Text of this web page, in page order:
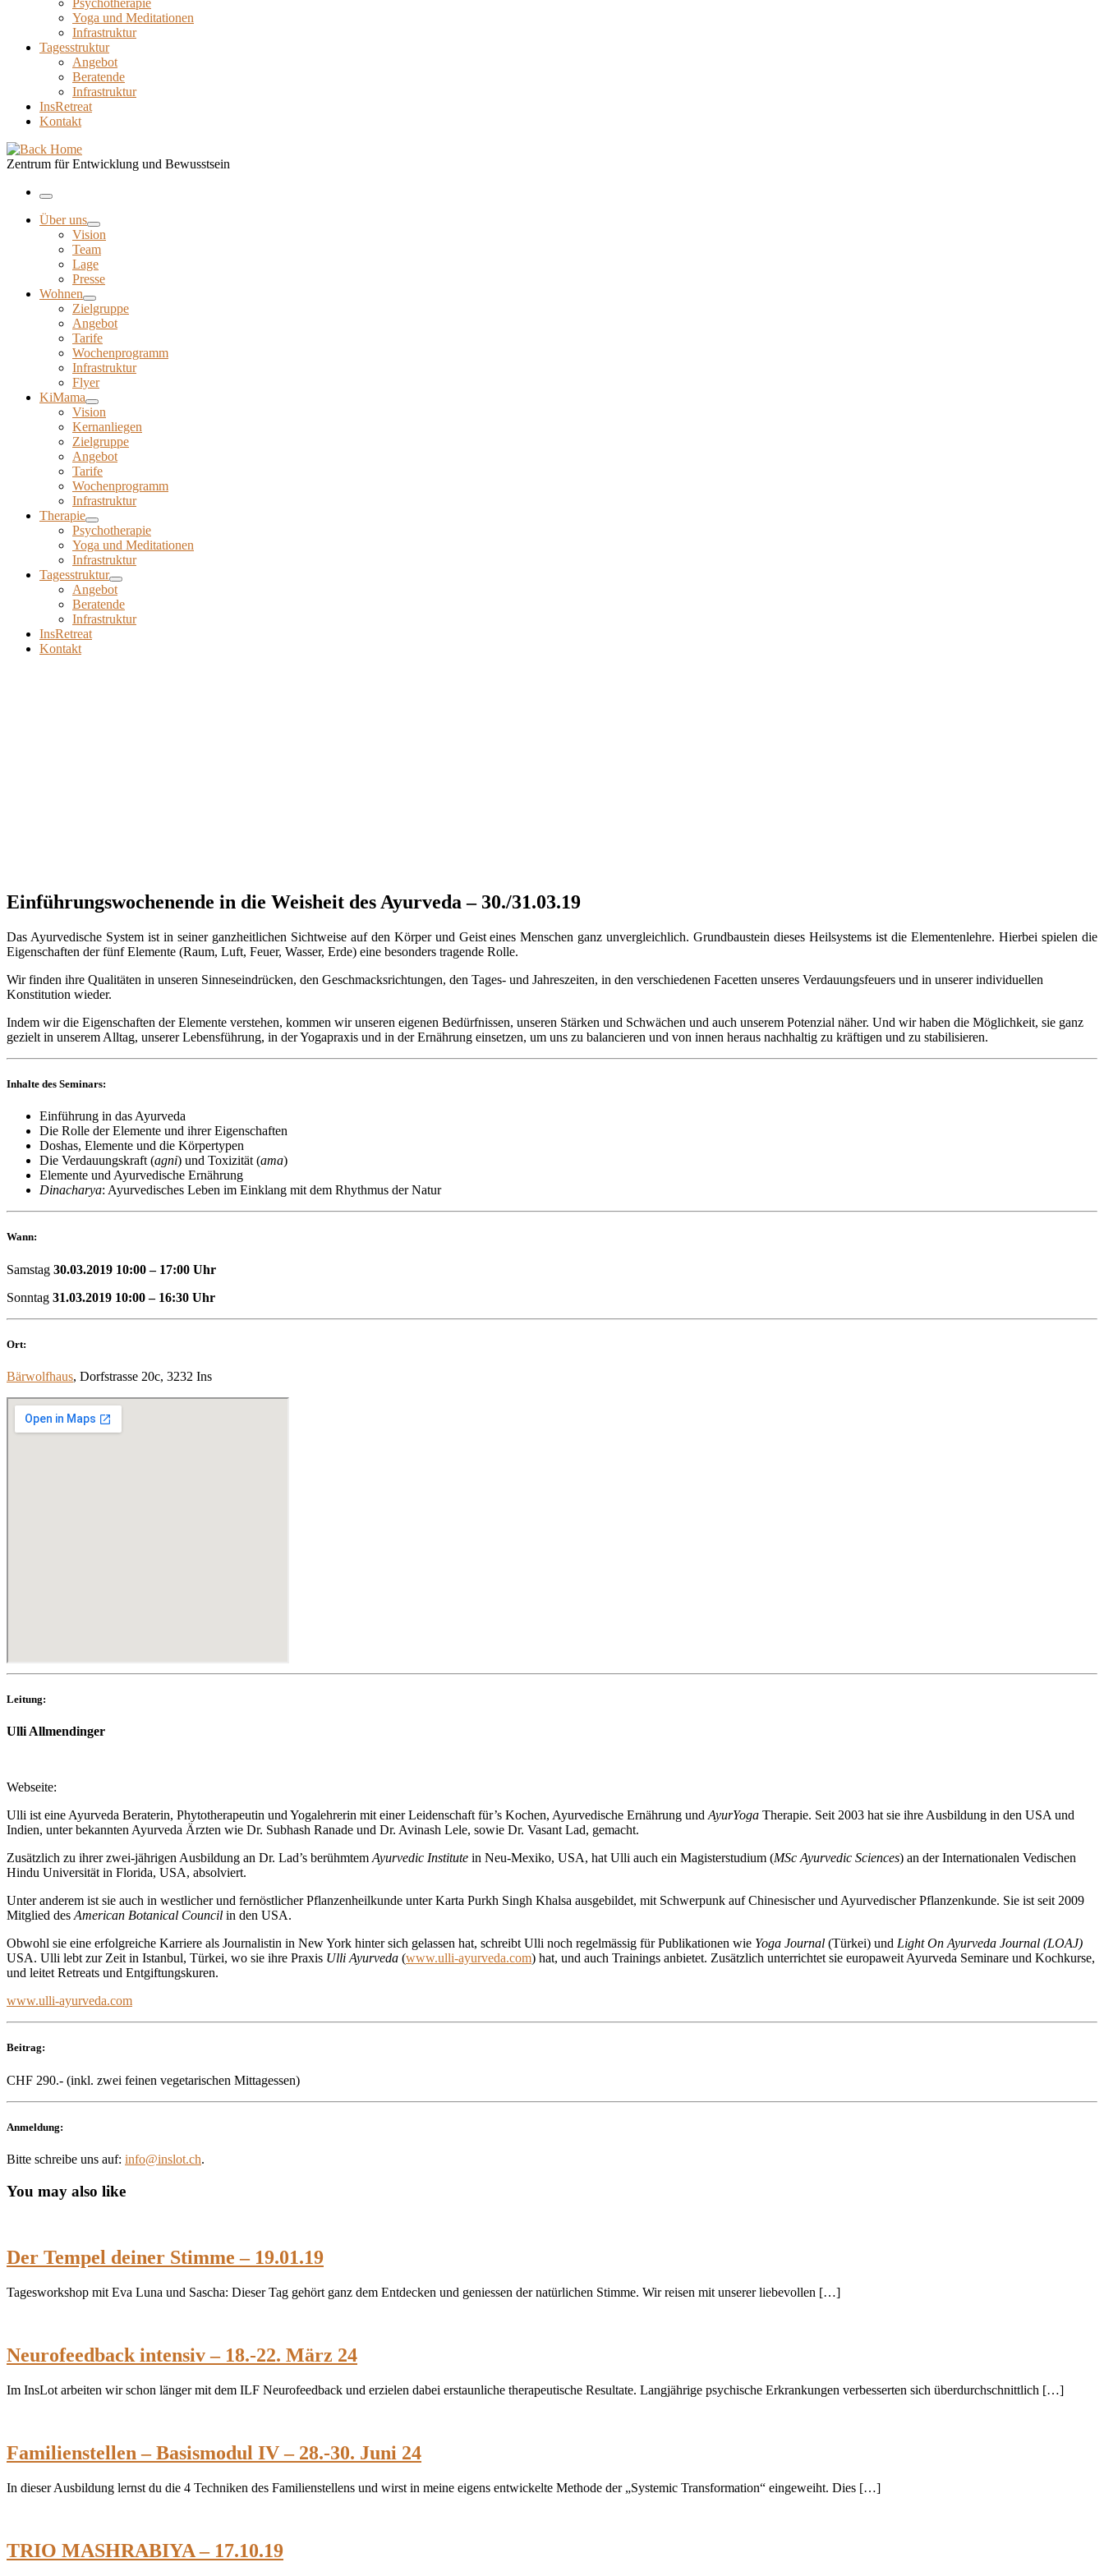
Psychotherapie
Yoga und Meditationen
Infrastruktur
Tagesstruktur
Angebot
Beratende
Infrastruktur
InsRetreat
Kontakt
Zentrum für Entwicklung und Bewusstsein
Menu
Über uns
Vision
Team
Lage
Presse
Wohnen
Zielgruppe
Angebot
Tarife
Wochenprogramm
Infrastruktur
Flyer
KiMama
Vision
Kernanliegen
Zielgruppe
Angebot
Tarife
Wochenprogramm
Infrastruktur
Therapie
Psychotherapie
Yoga und Meditationen
Infrastruktur
Tagesstruktur
Angebot
Beratende
Infrastruktur
InsRetreat
Kontakt
Einführungswochenende in die Weisheit des Ayurveda – 30./31.03.19
Das Ayurvedische System ist in seiner ganzheitlichen Sichtweise auf den Körper und Geist eines Menschen ganz unvergleichlich. Grundbaustein dieses Heilsystems ist die Elementenlehre. Hierbei spielen die
Eigenschaften der fünf Elemente (Raum, Luft, Feuer, Wasser, Erde) eine besonders tragende Rolle.
Wir finden ihre Qualitäten in unseren Sinneseindrücken, den Geschmacksrichtungen, den Tages- und Jahreszeiten, in den verschiedenen Facetten unseres Verdauungsfeuers und in unserer individuellen
Konstitution wieder.
Indem wir die Eigenschaften der Elemente verstehen, kommen wir unseren eigenen Bedürfnissen, unseren Stärken und Schwächen und auch unserem Potenzial näher. Und wir haben die Möglichkeit, sie ganz
gezielt in unserem Alltag, unserer Lebensführung, in der Yogapraxis und in der Ernährung einsetzen, um uns zu balancieren und von innen heraus nachhaltig zu kräftigen und zu stabilisieren.
Inhalte des Seminars:
Einführung in das Ayurveda
Die Rolle der Elemente und ihrer Eigenschaften
Doshas, Elemente und die Körpertypen
Die Verdauungskraft (agni) und Toxizität (ama)
Elemente und Ayurvedische Ernährung
Dinacharya: Ayurvedisches Leben im Einklang mit dem Rhythmus der Natur
Wann:
Samstag 30.03.2019 10:00 – 17:00 Uhr
Sonntag 31.03.2019 10:00 – 16:30 Uhr
Ort:
Bärwolfhaus, Dorfstrasse 20c, 3232 Ins
Leitung:
Ulli Allmendinger
Webseite:
Ulli ist eine Ayurveda Beraterin, Phytotherapeutin und Yogalehrerin mit einer Leidenschaft für’s Kochen, Ayurvedische Ernährung und AyurYoga Therapie. Seit 2003 hat sie ihre Ausbildung in den USA und
Indien, unter bekannten Ayurveda Ärzten wie Dr. Subhash Ranade und Dr. Avinash Lele, sowie Dr. Vasant Lad, gemacht.
Zusätzlich zu ihrer zwei-jährigen Ausbildung an Dr. Lad’s berühmtem Ayurvedic Institute in Neu-Mexiko, USA, hat Ulli auch ein Magisterstudium (MSc Ayurvedic Sciences) an der Internationalen Vedischen
Hindu Universität in Florida, USA, absolviert.
Unter anderem ist sie auch in westlicher und fernöstlicher Pflanzenheilkunde unter Karta Purkh Singh Khalsa ausgebildet, mit Schwerpunk auf Chinesischer und Ayurvedischer Pflanzenkunde. Sie ist seit 2009
Mitglied des American Botanical Council in den USA.
Obwohl sie eine erfolgreiche Karriere als Journalistin in New York hinter sich gelassen hat, schreibt Ulli noch regelmässig für Publikationen wie Yoga Journal (Türkei) und Light On Ayurveda Journal (LOAJ)
USA. Ulli lebt zur Zeit in Istanbul, Türkei, wo sie ihre Praxis Ulli Ayurveda (www.ulli-ayurveda.com) hat, und auch Trainings anbietet. Zusätzlich unterrichtet sie europaweit Ayurveda Seminare und Kochkurse,
und leitet Retreats und Entgiftungskuren.
www.ulli-ayurveda.com
Beitrag:
CHF 290.- (inkl. zwei feinen vegetarischen Mittagessen)
Anmeldung:
Bitte schreibe uns auf: info@inslot.ch.
You may also like
Der Tempel deiner Stimme – 19.01.19
Tagesworkshop mit Eva Luna und Sascha: Dieser Tag gehört ganz dem Entdecken und geniessen der natürlichen Stimme. Wir reisen mit unserer liebevollen […]
Neurofeedback intensiv – 18.-22. März 24
Im InsLot arbeiten wir schon länger mit dem ILF Neurofeedback und erzielen dabei erstaunliche therapeutische Resultate. Langjährige psychische Erkrankungen verbesserten sich überdurchschnittlich […]
Familienstellen – Basismodul IV – 28.-30. Juni 24
In dieser Ausbildung lernst du die 4 Techniken des Familienstellens und wirst in meine eigens entwickelte Methode der „Systemic Transformation“ eingeweiht. Dies […]
TRIO MASHRABIYA – 17.10.19